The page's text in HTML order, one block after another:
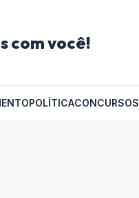
com você!
POLÍTICACONCURSOS